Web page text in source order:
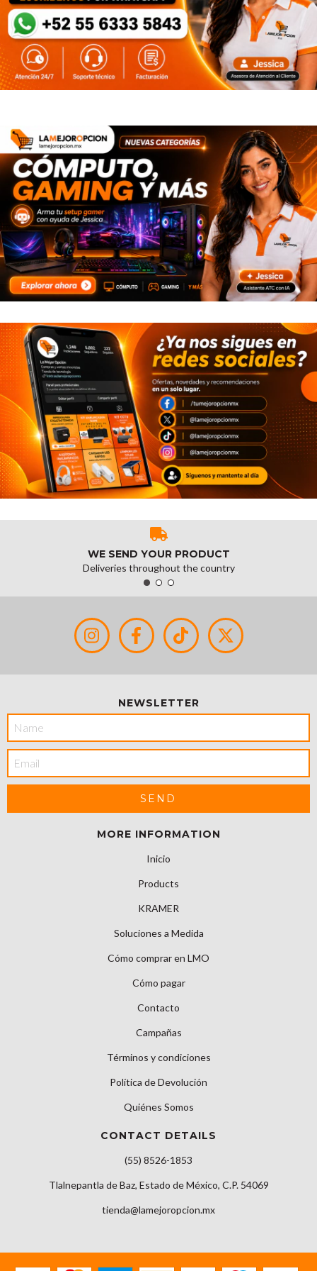
WE SEND YOUR PRODUCT
Deliveries throughout the country
NEWSLETTER
MORE INFORMATION
Inicio
Products
KRAMER
Soluciones a Medida
Cómo comprar en LMO
Cómo pagar
Contacto
Campañas
Términos y condiciones
Política de Devolución
Quiénes Somos
CONTACT DETAILS
(55) 8526-1853
Tlalnepantla de Baz, Estado de México, C.P. 54069
tienda@lamejoropcion.mx